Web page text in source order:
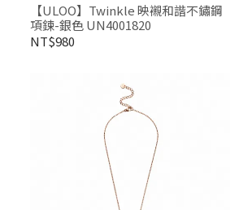
【ULOO】Twinkle 映襯和諧不鏽鋼
項鍊-銀色 UN4001820
NT$980